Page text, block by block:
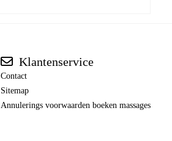
Klantenservice
Contact
Sitemap
Annulerings voorwaarden boeken massages